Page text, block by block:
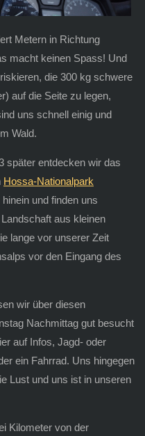
Metern in Richtung
macht keinen Spass! Und
die 300 kg schwere
auf die Seite zu legen,
uns schnell einig und
Wald.
später entdecken wir das
Hossa-Nationalpark
und finden uns
aus kleinen
lange vor unserer Zeit
vor den Eingang des
wir über diesen
Nachmittag gut besucht
auf Infos, Jagd- oder
ein Fahrrad. Uns hingegen
Lust und uns ist in unseren
Kilometer von der